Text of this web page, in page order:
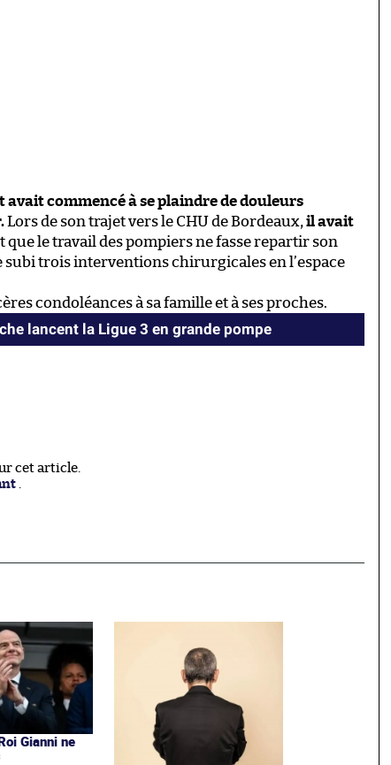
avait commencé à se plaindre de douleurs
Lors de son trajet vers le CHU de Bordeaux, il avait
que le travail des pompiers ne fasse repartir son
trois interventions chirurgicales en l’espace
condoléances à sa famille et à ses proches.
lancent la Ligue 3 en grande pompe
cet article.
Gianni ne